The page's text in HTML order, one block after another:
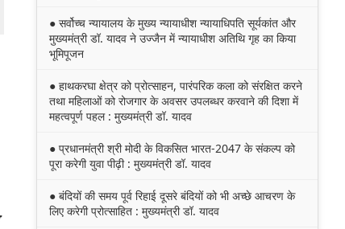
● सर्वोच्च न्यायालय के मुख्‍य न्‍यायाधीश न्यायाधिपति सूर्यकांत और
मुख्यमंत्री डॉ. यादव ने उज्जैन में न्यायाधीश अतिथि गृह का किया
भूमिपूजन
● हाथकरघा क्षेत्र को प्रोत्साहन, पारंपरिक कला को संरक्षित करने
तथा महिलाओं को रोजगार के अवसर उपलब्धर करवाने की दिशा में
महत्वपूर्ण पहल : मुख्यमंत्री डॉ. यादव
● प्रधानमंत्री श्री मोदी के विकसित भारत-2047 के संकल्प को
पूरा करेगी युवा पीढ़ी : मुख्यमंत्री डॉ. यादव
● बंदियों की समय पूर्व रिहाई दूसरे बंदियों को भी अच्छे आचरण के
लिए करेगी प्रोत्साहित : मुख्यमंत्री डॉ. यादव